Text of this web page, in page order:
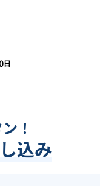
日
！
込み